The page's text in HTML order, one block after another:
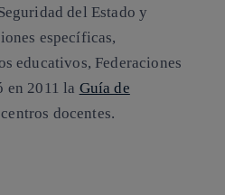
del Estado y
específicas,
educativos, Federaciones
en 2011 la Guía de
docentes.